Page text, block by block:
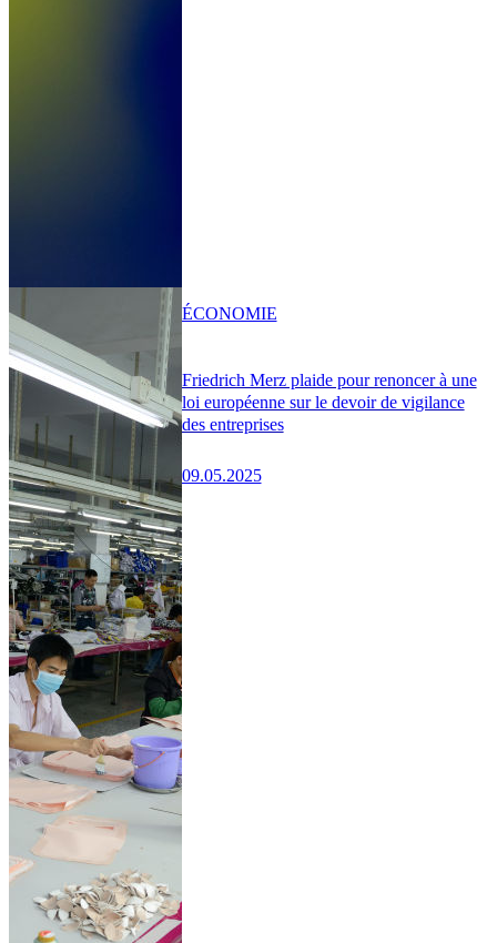
Friedrich Merz plaide pour renoncer à une
loi européenne sur le devoir de vigilance
des entreprises
09.05.2025
ÉCONOMIE